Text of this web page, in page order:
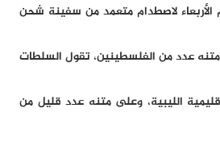
القارب يوم الأربعاء لاصطدام متعمد من سفينة شحن
عدد من الفلسطينين، تقول السلطات
الليبية، وعلى متنه عدد قليل من